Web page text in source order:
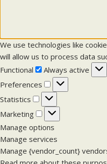
We use technologies like
will allow us to process data
Functional
F
u
n
i
o
n
Always active
Preferences
P
r
e
f
e
r
e
Statistics
t
a
t
i
s
Marketing
M
a
r
k
e
Manage options
Manage services
Manage {vendor_count}